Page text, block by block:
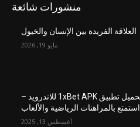
منشورات شائعة
العلاقة الفريدة بين الإنسان والخيول
مايو 19, 2026
عنوان: تحميل تطبيق 1xBet APK للاندرويد –
استمتع بالمراهنات الرياضية والألعاب
أغسطس 13, 2025